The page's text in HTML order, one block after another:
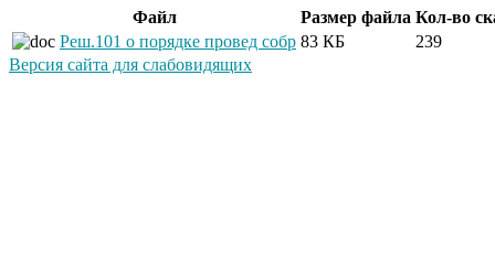
Файл Размер файла Кол-во
Реш.101 о порядке провед собр 83 КБ
239
Версия сайта для слабовидящих